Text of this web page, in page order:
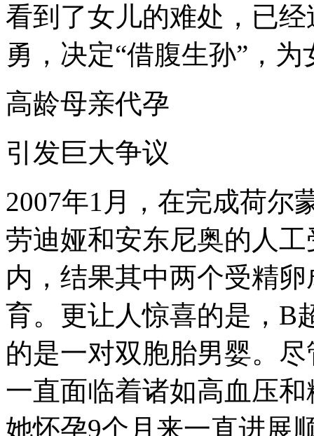
看到了女儿的难处，已
勇，决定“借腹生孙”，
高龄母亲代孕
引发巨大争议
2007年1月，在完成荷尔
劳迪娅和安东尼奥的人
内，结果其中两个受精
育。更让人惊喜的是，B
的是一对双胞胎男婴。
一直面临着诸如高血压
她怀孕9个月来一直进展